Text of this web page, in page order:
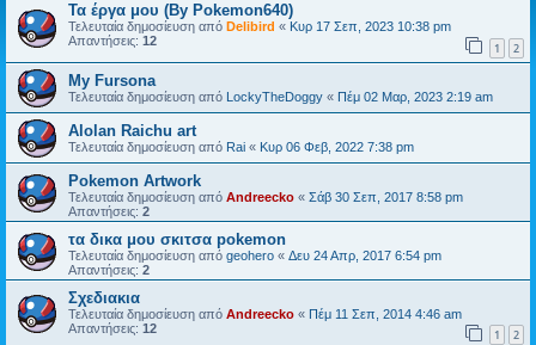
η
Τα έργα μου (By Pokemon640)
Τελευταία δημοσίευση από Delibird « Κυρ 17 Σεπ, 2023 10:38 pm
Απαντήσεις: 12 1 2
My Fursona
Τελευταία δημοσίευση από LockyTheDoggy « Πέμ 02 Μαρ, 2023 2:19 am
Alolan Raichu art
Τελευταία δημοσίευση από Rai « Κυρ 06 Φεβ, 2022 7:38 pm
Pokemon Artwork
Τελευταία δημοσίευση από Andreecko « Σάβ 30 Σεπ, 2017 8:58 pm
Απαντήσεις: 2
τα δικα μου σκιτσα pokemon
Τελευταία δημοσίευση από geohero « Δευ 24 Απρ, 2017 6:54 pm
Απαντήσεις: 2
Σχεδιακια
Τελευταία δημοσίευση από Andreecko « Πέμ 11 Σεπ, 2014 4:46 am
Απαντήσεις: 12 1 2